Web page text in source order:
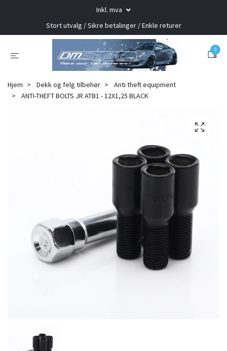
Inkl. mva
Stort utvalg / Sikre betalinger / Enkle returer
0
Hjem Dekk og felg tilbehør
Anti theft equipment
ANTI-THEFT BOLTS JR ATB1 - 12X1,25 BLACK